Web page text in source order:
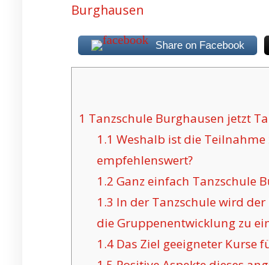
Burghausen
Share on Facebook
1 Tanzschule Burghausen jetzt
1.1 Weshalb ist die
empfehlenswert?
1.2 Ganz einfach Tanzschule
1.3 In der Tanzschule wird
die Gruppenentwicklung zu
1.4Das Ziel geeigneter Kurse